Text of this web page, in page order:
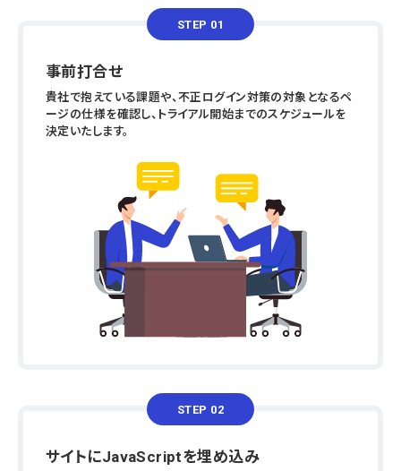
STEP 01
事前打合せ
貴社で抱えている課題や、不正ログイン対策の対象となるペ
ージの仕様を確認し、トライアル開始までのスケジュールを
決定いたします。
STEP 02
サイトにJavaScriptを埋め込み